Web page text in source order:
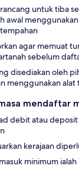
untuk tiba
awal
agar memuat
sebelum
disediakan oleh
menggunakan alat
mendaftar
debit atau
kerajaan
minimum ialah